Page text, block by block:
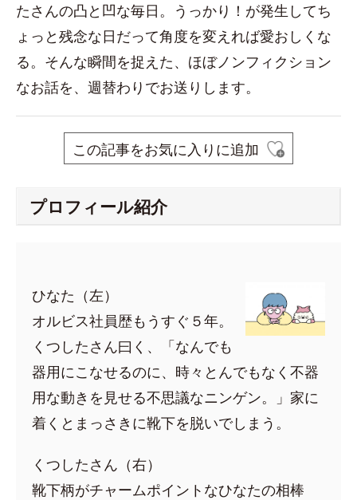
たさんの凸と凹な毎日。うっかり！が発生してち
ょっと残念な日だって角度を変えれば愛おしくな
る。そんな瞬間を捉えた、ほぼノンフィクション
なお話を、週替わりでお送りします。
この記事をお気に入りに追加
プロフィール紹介
ひなた（左）
オルビス社員歴もうすぐ５年。
くつしたさん曰く、「なんでも
器用にこなせるのに、時々とんでもなく不器
用な動きを見せる不思議なニンゲン。」家に
着くとまっさきに靴下を脱いでしまう。
くつしたさん（右）
靴下柄がチャームポイントなひなたの相棒